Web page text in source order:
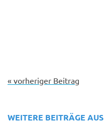
« vorheriger Beitrag
WEITERE BEITRÄGE AUS